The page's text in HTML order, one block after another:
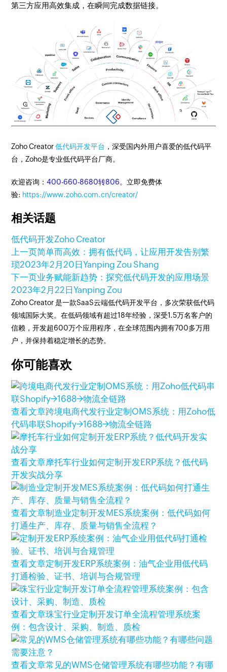
第三方应用高效集成，在瞬间完成数据链接。
Zoho Creator低代码开发平台 ，深受国内外用户喜爱的低代码平
台，Zoho是专业低代码平台厂商。
欢迎咨询：400-660-8680转806。立即免费体
验: https://www.zoho.com.cn/creator/
相关话题
低代码开发Zoho Creator
上一页简单而高效：拥有低代码，让应用开发告别繁
琐2023年2月20日Yanping Zou Shang
下一页业务赋能新趋势：探究低代码开发的应用场景
2023年2月22日Yanping Zou
Zoho Creator 是一款SaaS云端低代码开发平台，多次荣获低代码
领域国际大奖。在低码领域有超过18年经验，深受1.5万名客户的
信赖，开发超600万个应用程序，在全球范围内拥有700多万用
户，并保持着稳定增长的态势。
你可能喜欢
查看文章跨境电商代发行业定制OMS系统：用Zoho低
代码串联Shopify→1688→物流全链路
查看文章摩托车行业如何定制开发ERP系统？低代码
开发实战分享
查看文章制造业定制开发MES系统案例：低代码如何
打通生产、库存、质量与销售全流程？
查看文章定制开发ERP系统案例：油气企业用低代码
打通检验、证书、培训与合规管理
查看文章珠宝行业定制开发订单全流程管理系统案
例：包含设计、采购、制造、质检
查看文章常见的WMS仓储管理系统有哪些功能？有哪